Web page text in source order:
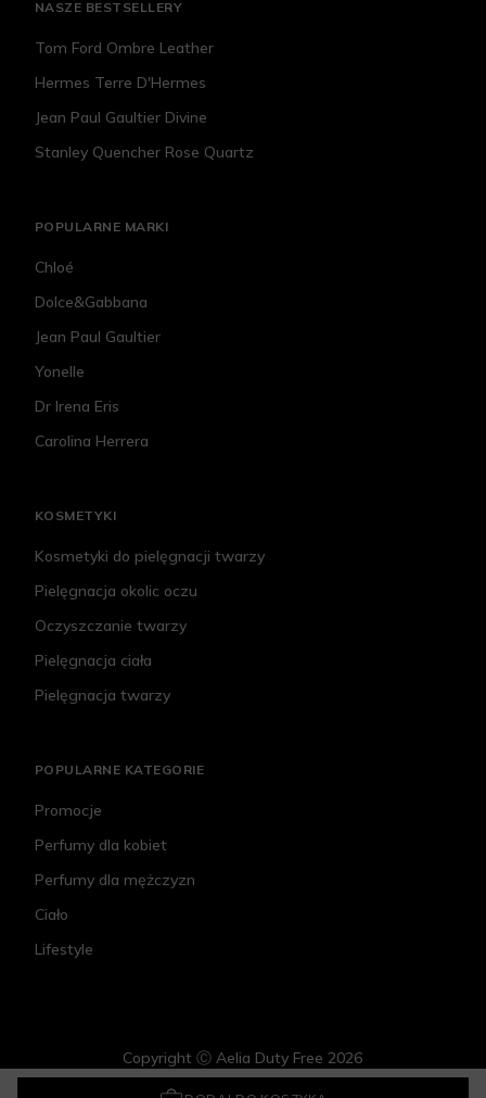
La Bomba Morning Coffee Bath Bomb
NASZE BESTSELLERY
Tom Ford Ombre Leather
Hermes Terre D'Hermes
Jean Paul Gaultier Divine
Stanley Quencher Rose Quartz
POPULARNE MARKI
Chloé
Dolce&Gabbana
Jean Paul Gaultier
Yonelle
Dr Irena Eris
Carolina Herrera
KOSMETYKI
Kosmetyki do pielęgnacji twarzy
Pielęgnacja okolic oczu
Oczyszczanie twarzy
Pielęgnacja ciała
Pielęgnacja twarzy
POPULARNE KATEGORIE
Promocje
Perfumy dla kobiet
Perfumy dla mężczyzn
Ciało
Lifestyle
Copyright Ⓒ Aelia Duty Free 2026